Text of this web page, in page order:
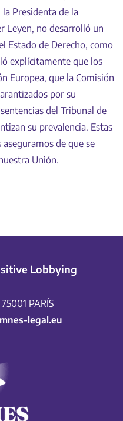
Presidenta de la
Leyen, no desarrolló un
Estado de Derecho, como
explícitamente que los
Europea, que la Comisión
por su
del Tribunal de
su prevalencia. Estas
de que se
Unión.
Lobbying
PARÍS
legal.eu